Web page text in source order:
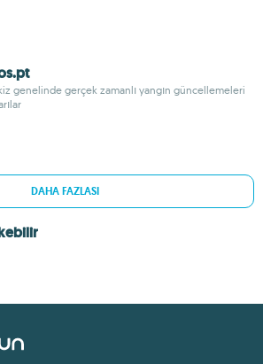
genelinde gerçek zamanlı yangın güncellemeleri
DAHA FAZLASI